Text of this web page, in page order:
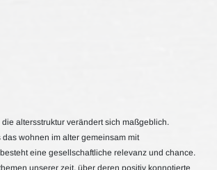
altersstruktur verändert sich maßgeblich.
wohnen im alter gemeinsam mit
eine gesellschaftliche relevanz und chance.
unserer zeit, über deren positiv konnotierte